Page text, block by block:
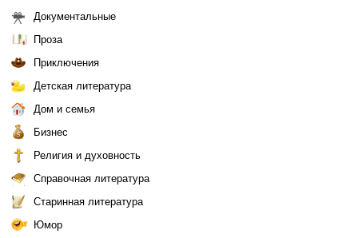
Документальные
Проза
Приключения
Детская литература
Дом и семья
Бизнес
Религия и духовность
Справочная литература
Старинная литература
Юмор